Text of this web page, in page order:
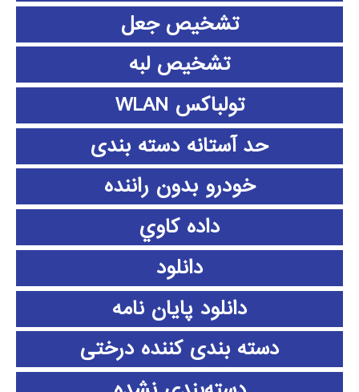
تشخیص جعل
تشخیص لبه
تولباکس WLAN
حد آستانه دسته بندی
خودرو بدون راننده
داده كاوي
دانلود
دانلود پايان نامه
دسته بندی کننده درختی